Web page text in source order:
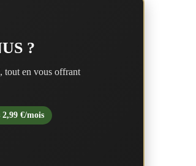
?
tout en vous offrant
2,99 €/mois